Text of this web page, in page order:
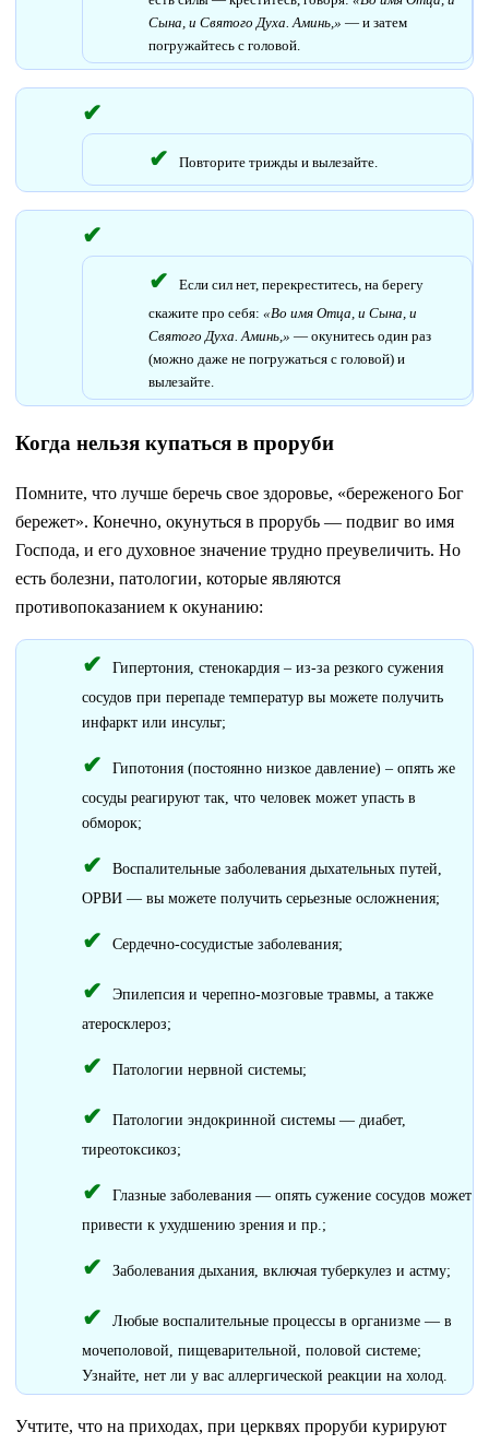
Сына, и Святого Духа. Аминь,» — и затем
погружайтесь с головой.
Повторите трижды и вылезайте.
Если сил нет, перекреститесь, на берегу
скажите про себя: «Во имя Отца, и Сына, и
Святого Духа. Аминь,» — окунитесь один раз
(можно даже не погружаться с головой) и
вылезайте.
Когда нельзя купаться в проруби
Помните, что лучше беречь свое здоровье, «береженого Бог
бережет». Конечно, окунуться в прорубь — подвиг во имя
Господа, и его духовное значение трудно преувеличить. Но
есть болезни, патологии, которые являются
противопоказанием к окунанию:
Гипертония, стенокардия – из-за резкого сужения
сосудов при перепаде температур вы можете получить
инфаркт или инсульт;
Гипотония (постоянно низкое давление) – опять же
сосуды реагируют так, что человек может упасть в
обморок;
Воспалительные заболевания дыхательных путей,
ОРВИ — вы можете получить серьезные осложнения;
Сердечно-сосудистые заболевания;
Эпилепсия и черепно-мозговые травмы, а также
атеросклероз;
Патологии нервной системы;
Патологии эндокринной системы — диабет,
тиреотоксикоз;
Глазные заболевания — опять сужение сосудов может
привести к ухудшению зрения и пр.;
Заболевания дыхания, включая туберкулез и астму;
Любые воспалительные процессы в организме — в
мочеполовой, пищеварительной, половой системе;
Узнайте, нет ли у вас аллергической реакции на холод.
Учтите, что на приходах, при церквях проруби курируют